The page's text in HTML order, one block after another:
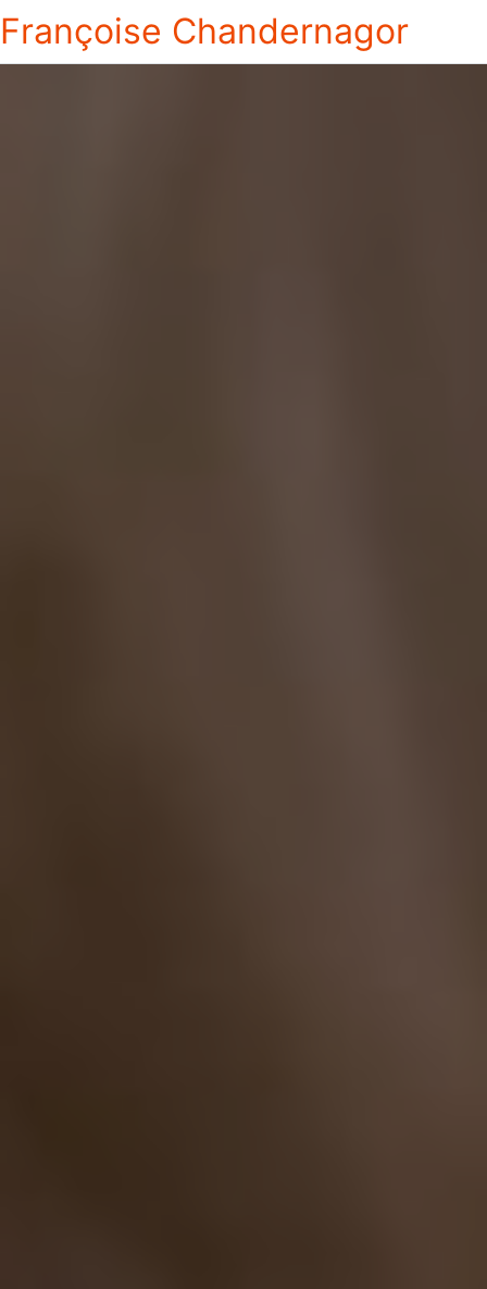
Françoise Chandernagor